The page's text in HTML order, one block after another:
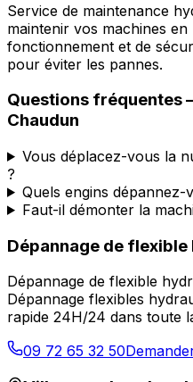
Service de maintenance
maintenir vos machines
fonctionnement et de
pour éviter les pannes.
Questions fréquentes
Chaudun
Vous déplacez-vous la
?
Quels engins dépannez-
Faut-il démonter la
Dépannage de
Dépannage de flexible
Dépannage flexibles
rapide 24H/24 dans toute
09 72 65 32 50